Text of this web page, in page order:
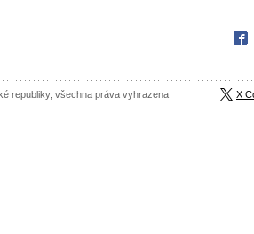
republiky, všechna práva vyhrazena X